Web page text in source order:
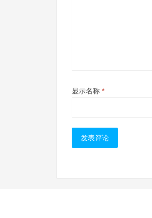
显示名称 *